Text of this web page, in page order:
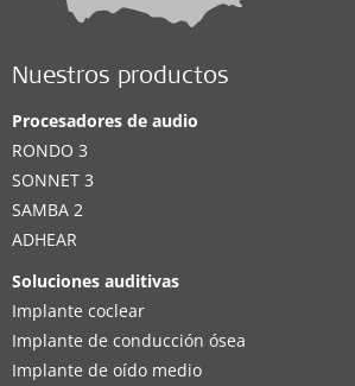
Nuestros productos
Procesadores de audio
RONDO 3
SONNET 3
SAMBA 2
ADHEAR
Soluciones auditivas
Implante coclear
Implante de conducción ósea
Implante de oído medio